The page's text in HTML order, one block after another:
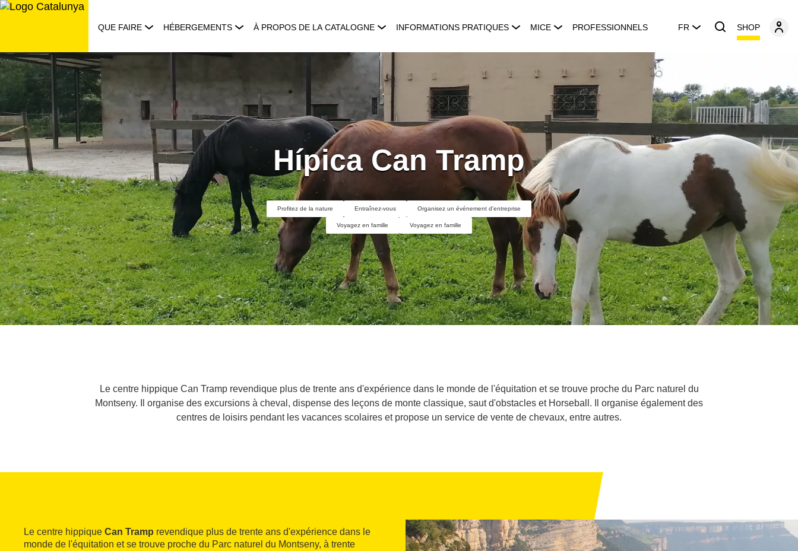
Aller
QUE FAIRE HÉBERGEMENTS À PROPOS DE LA CATALOGNE INFORMATIONS PRATIQUES MICE PROFESSIONNELS FR SHOP
Hípica Can Tramp
Profitez de la nature Entraînez-vous Organisez un événement d'entreprise
Voyagez en famille Voyagez en famille
Le centre hippique Can Tramp revendique plus de trente ans d'expérience dans le monde de l'équitation et se trouve proche du Parc naturel du
Montseny. Il organise des excursions à cheval, dispense des leçons de monte classique, saut d'obstacles et Horseball. Il organise également des
centres de loisirs pendant les vacances scolaires et propose un service de vente de chevaux, entre autres.
Le centre hippique Can Tramp revendique plus de trente ans d'expérience dans le
monde de l'équitation et se trouve proche du Parc naturel du Montseny, à trente